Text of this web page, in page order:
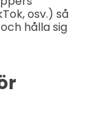
osv.) så
hålla sig